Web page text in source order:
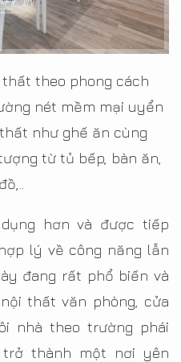
theo phong cách
nét mềm mại uyển
như ghế ăn cùng
từ tủ bếp, bàn ăn,
hơn và được tiếp
lý về công năng lẫn
đang rất phổ biến và
thất văn phòng, cửa
nhà theo trường phái
thành một nơi yên